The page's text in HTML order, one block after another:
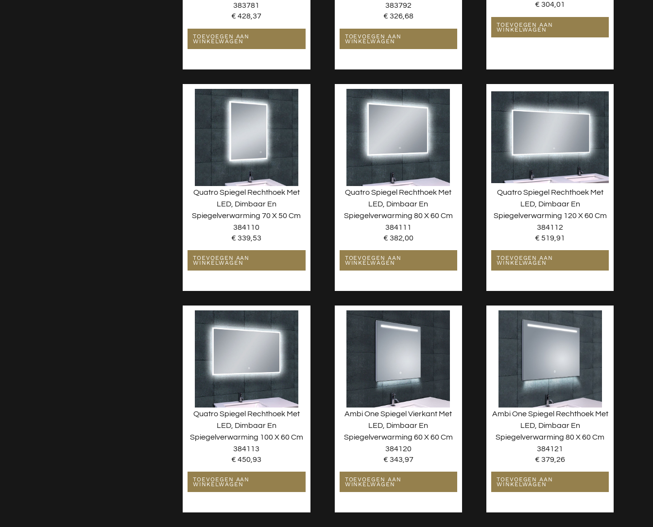
383781
€ 428,37
TOEVOEGEN AAN
WINKELWAGEN
383792
€ 326,68
TOEVOEGEN AAN
WINKELWAGEN
€ 304,01
TOEVOEGEN AAN
WINKELWAGEN
Quatro Spiegel Rechthoek Met
LED, Dimbaar En
Spiegelverwarming 70 X 50 Cm
384110
€ 339,53
TOEVOEGEN AAN
WINKELWAGEN
Quatro Spiegel Rechthoek Met
LED, Dimbaar En
Spiegelverwarming 80 X 60 Cm
384111
€ 382,00
TOEVOEGEN AAN
WINKELWAGEN
Quatro Spiegel Rechthoek Met
LED, Dimbaar En
Spiegelverwarming 120 X 60 Cm
384112
€ 519,91
TOEVOEGEN AAN
WINKELWAGEN
Quatro Spiegel Rechthoek Met
LED, Dimbaar En
Spiegelverwarming 100 X 60 Cm
384113
€ 450,93
TOEVOEGEN AAN
WINKELWAGEN
Ambi One Spiegel Vierkant Met
LED, Dimbaar En
Spiegelverwarming 60 X 60 Cm
384120
€ 343,97
TOEVOEGEN AAN
WINKELWAGEN
Ambi One Spiegel Rechthoek Met
LED, Dimbaar En
Spiegelverwarming 80 X 60 Cm
384121
€ 379,26
TOEVOEGEN AAN
WINKELWAGEN